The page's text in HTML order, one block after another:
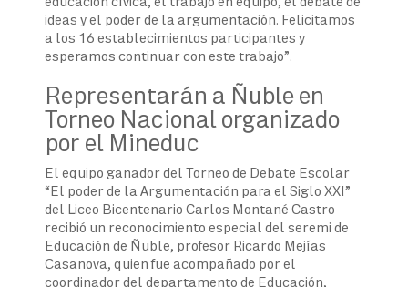
ideas y el poder de la argumentación. Felicitamos
a los 16 establecimientos participantes y
esperamos continuar con este trabajo”.
Representarán a Ñuble en
Torneo Nacional organizado
por el Mineduc
El equipo ganador del Torneo de Debate Escolar
“El poder de la Argumentación para el Siglo XXI”
del Liceo Bicentenario Carlos Montané Castro
recibió un reconocimiento especial del seremi de
Educación de Ñuble, profesor Ricardo Mejías
Casanova, quien fue acompañado por el
coordinador del departamento de Educación,